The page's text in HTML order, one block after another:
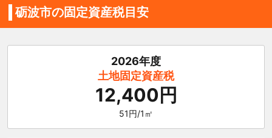
砺波市の固定資産税目安
2026年度
土地固定資産税
12,400円
51円/1㎡